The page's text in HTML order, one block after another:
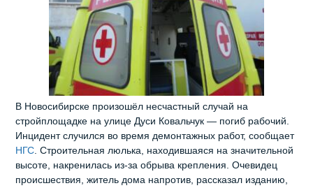
В Новосибирске произошёл несчастный случай на
стройплощадке на улице Дуси Ковальчук — погиб рабочий.
Инцидент случился во время демонтажных работ, сообщает
НГС. Строительная люлька, находившаяся на значительной
высоте, накренилась из‑за обрыва крепления. Очевидец
происшествия, житель дома напротив, рассказал изданию,